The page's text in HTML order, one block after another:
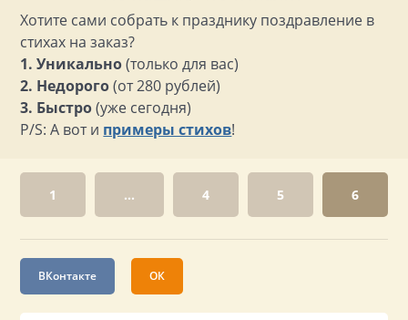
Хотите сами собрать к празднику поздравление в
стихах на заказ?
1. Уникально(только для вас)
2. Недорого(от 280 рублей)
3. Быстро(уже сегодня)
P/S: А вот и примеры стихов!
1 ... 4 5 6
ВКонтакте ОК